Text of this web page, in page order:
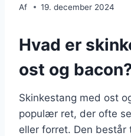
Af 19. december 2024
Hvad er
ost og
Skinkestang med ost
populær ret, der ofte
eller forret. Den